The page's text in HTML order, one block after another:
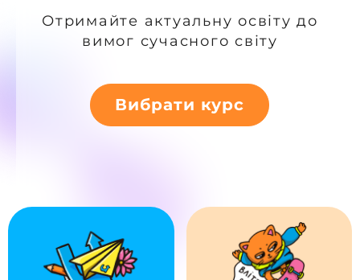
Отримайте актуальну освіту до
вимог сучасного світу
Вибрати курс